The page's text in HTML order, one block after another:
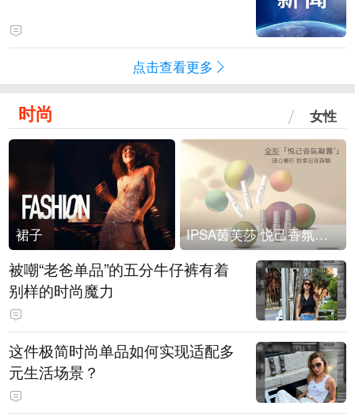
点击查看更多
时尚 女性
裙子 IPSA茵芙莎 悦己香氛凝露上市
被嘲“老爸单品”的五分牛仔裤有着
别样的时尚魔力
这件极简时尚单品如何实现适配多
元生活场景？